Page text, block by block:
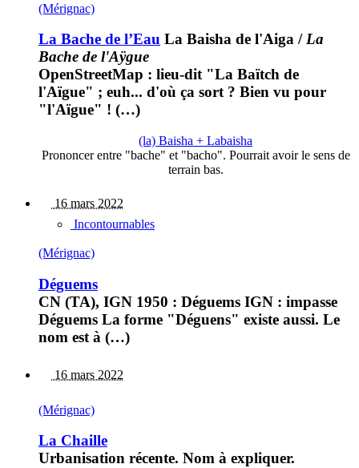
(Mérignac)
La Bache de l’Eau La Baisha de l'Aiga /La
Bache de l'Aÿgue
OpenStreetMap : lieu-dit "La Baïtch de
l'Aïgue" ; euh... d'où ça sort ? Bien vu pour
"l'Aïgue" ! (…)
(la) Baisha + Labaisha
Prononcer entre "bache" et "bacho". Pourrait avoir le sens de
terrain bas.
16 mars 2022
Incontournables
(Mérignac)
Déguems
CN (TA), IGN 1950 : Déguems IGN : impasse
Déguems La forme "Déguens" existe aussi. Le
nom est à (…)
16 mars 2022
(Mérignac)
La Chaille
Urbanisation récente. Nom à expliquer.